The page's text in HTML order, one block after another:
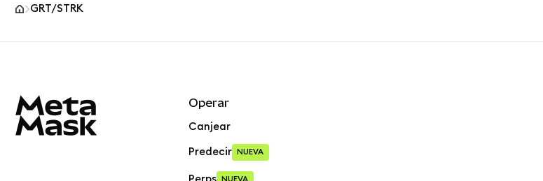
GRT/STRK
Operar
Canjear
Predecir NUEVA
NUEVA